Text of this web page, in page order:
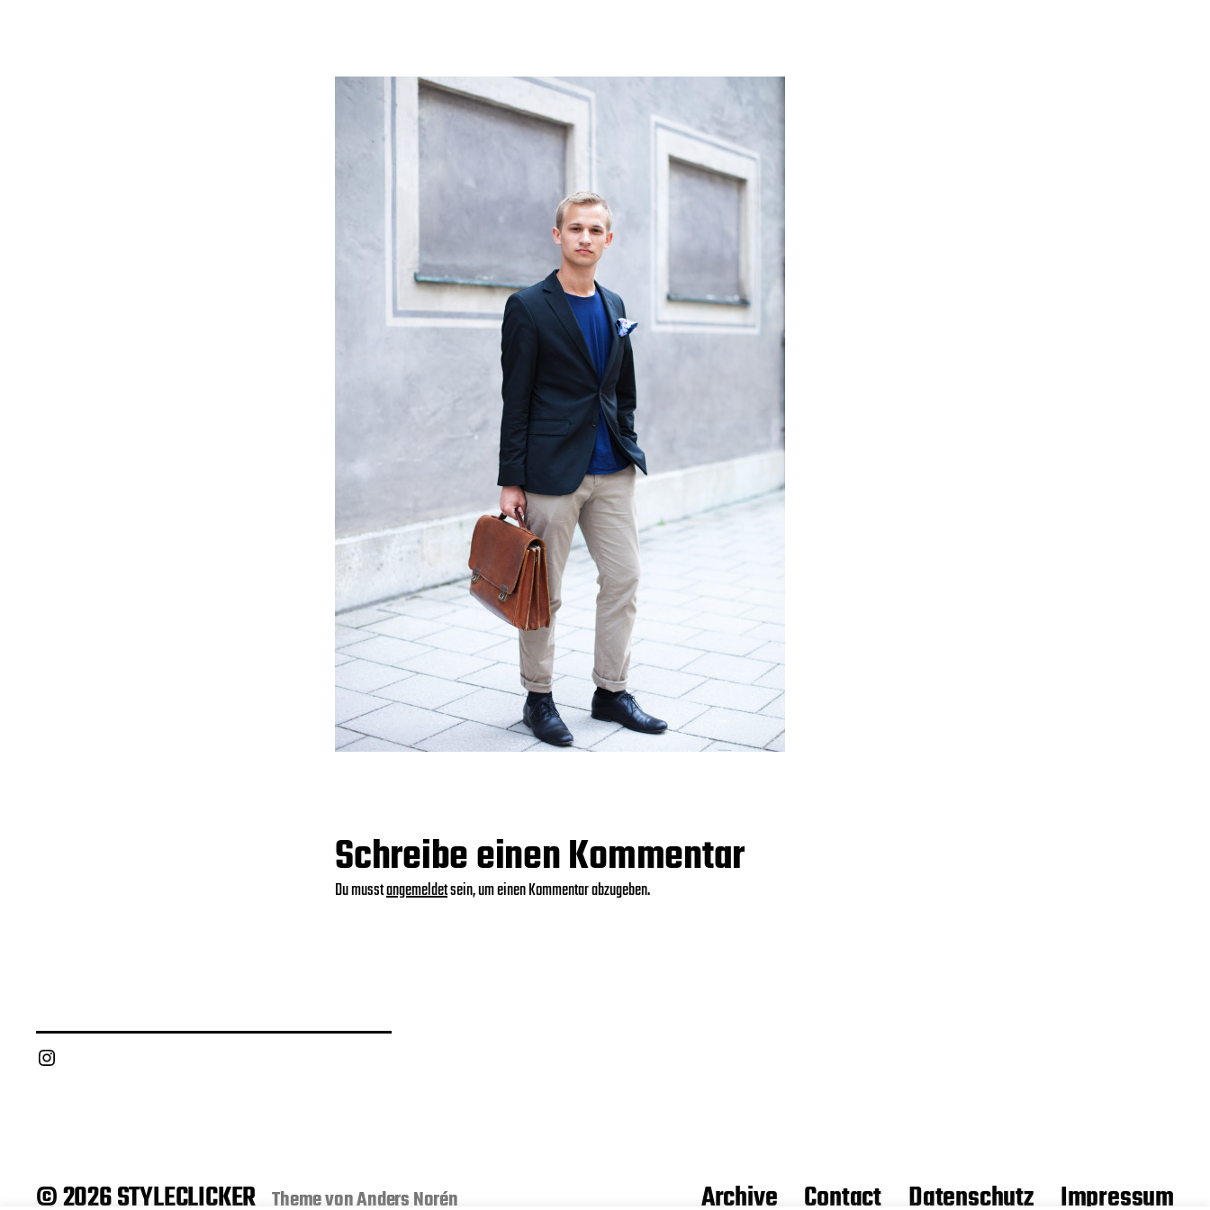
Schreibe einen Kommentar
Du musstangemeldetsein, um einen Kommentar abzugeben.
Instagram
© 2026 STYLECLICKER Theme vonAnders Norén Archive Contact Datenschutz Impressum